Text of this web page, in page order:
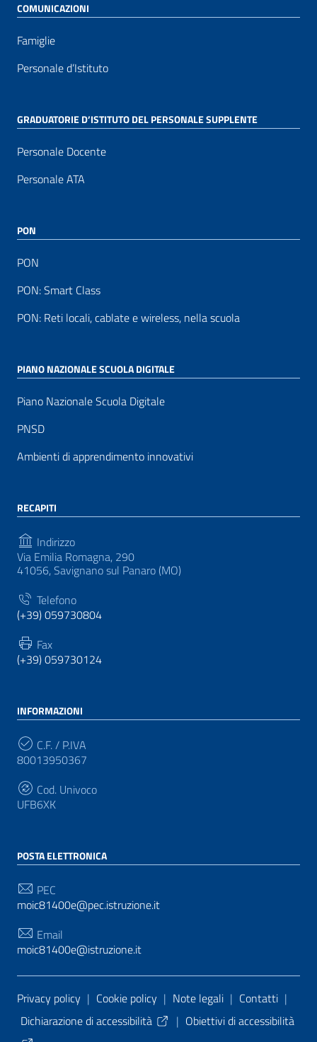
COMUNICAZIONI
Famiglie
Personale d’Istituto
GRADUATORIE D’ISTITUTO DEL PERSONALE SUPPLENTE
Personale Docente
Personale ATA
PON
PON
PON: Smart Class
PON: Reti locali, cablate e wireless, nella scuola
PIANO NAZIONALE SCUOLA DIGITALE
Piano Nazionale Scuola Digitale
PNSD
Ambienti di apprendimento innovativi
RECAPITI
Indirizzo
Via Emilia Romagna, 290
41056, Savignano sul Panaro (MO)
Telefono
(+39) 059730804
Fax
(+39) 059730124
INFORMAZIONI
C.F. / P.IVA
80013950367
Cod. Univoco
UFB6XK
POSTA ELETTRONICA
PEC
moic81400e@pec.istruzione.it
Email
moic81400e@istruzione.it
Sezione Link Utili
Privacy policy | Cookie policy | Note legali | Contatti |
Dichiarazione di accessibilità
| Obiettivi di accessibilità